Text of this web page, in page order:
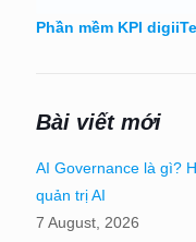
Phần mềm KPI
Bài viết mới
AI Governance là gì?
quản trị AI
7 August, 2026